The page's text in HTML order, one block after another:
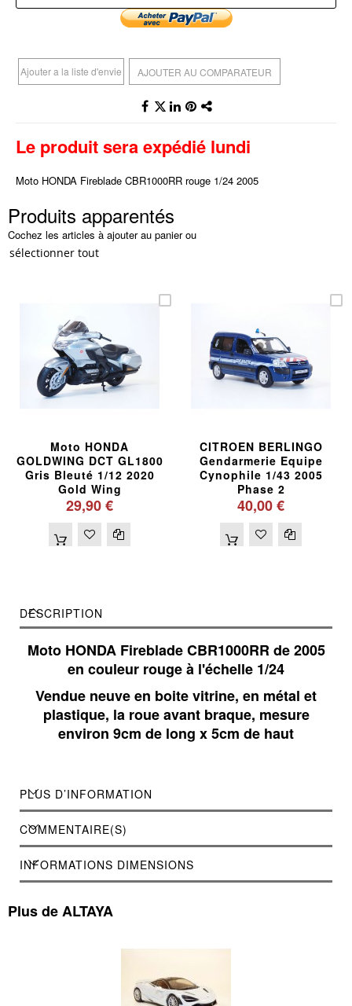
Ajouter a la liste d'envie AJOUTER AU COMPARATEUR
Le produit sera expédié lundi
Moto HONDA Fireblade CBR1000RR rouge 1/24 2005
Produits apparentés
Cochez les articles à ajouter au panier ou
sélectionner tout
Moto HONDA
GOLDWING DCT GL1800
Gris Bleuté 1/12 2020
Gold Wing
29,90 €
CITROEN BERLINGO
Gendarmerie Equipe
Cynophile 1/43 2005
Phase 2
40,00 €
DESCRIPTION
Moto HONDA Fireblade CBR1000RR de 2005
en couleur rouge à l'échelle 1/24
Vendue neuve en boite vitrine, en métal et
plastique, la roue avant braque, mesure
environ 9cm de long x 5cm de haut
PLUS D’INFORMATION
COMMENTAIRE(S)
INFORMATIONS DIMENSIONS
Plus de ALTAYA